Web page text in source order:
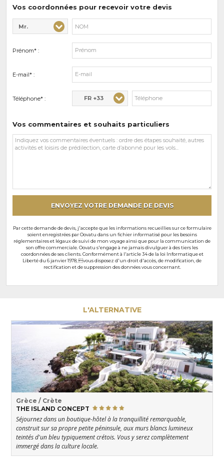
Vos coordonnées pour recevoir votre devis
Civilité* :
Mr.
Nom* :
Prénom* :
E-mail* :
Téléphone* : FR +33
Vos commentaires et souhaits particuliers
Vos
commentaires
ENVOYEZ VOTRE DEMANDE DE DEVIS
Par cette demande de devis, j'accepte que les informations recueillies sur ce formulaire
soient enregistrées par Oovatu dans un fichier informatisé pour les besoins
réglementaires et légaux de suivi de mon voyage ainsi que pour la communication de
son offre commerciale. Oovatu s'engage à ne jamais divulguer à des tiers les
coordonnées de ses clients. Conformément à l'article 34 de la loi Informatique et
Liberté du 6 janvier 1978, vous disposez d'un droit d'accès, de modification, de
rectification et de suppression des données vous concernant.
L'ALTERNATIVE
Grèce / Crète
THE ISLAND CONCEPT
Séjournez dans un boutique-hôtel à la tranquillité remarquable,
construit sur sa propre petite péninsule, aux murs blancs lumineux
teintés d'un bleu typiquement crétois. Vous y serez complètement
immergé dans la culture locale.